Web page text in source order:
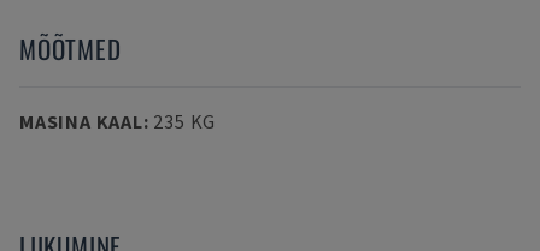
MÕÕTMED
MASINA KAAL: 235 KG